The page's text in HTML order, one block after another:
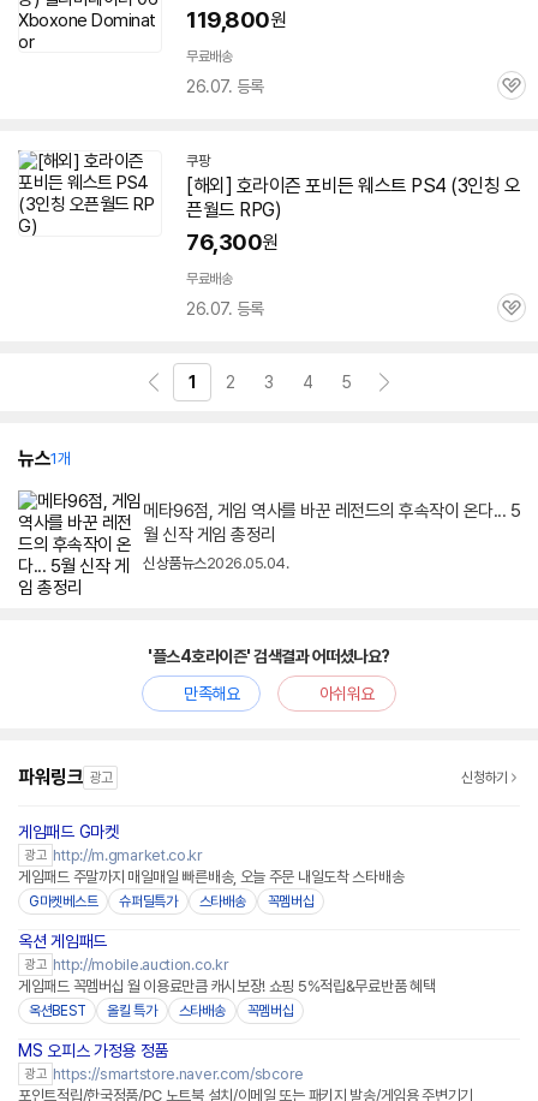
119,800원
무료배송
26.07. 등록
관
쿠팡
[해외] 호라이즌 포비든 웨스트 PS4 (3인칭 오
픈월드 RPG)
76,300원
무료배송
26.07. 등록
관
1 2 3 4 5
뉴스1개
메타96점, 게임 역사를 바꾼 레전드의 후속작이 온다... 5
월 신작 게임 총정리
신상품뉴스2026.05.04.
'플스4호라이즌' 검색결과 어떠셨나요?
만족해요
아쉬워요
파워링크 광고 신청하기
게임패드 G마켓
광고 http://m.gmarket.co.kr
게임패드 주말까지 매일매일 빠른배송, 오늘 주문 내일도착 스타배송
G마켓베스트 슈퍼딜특가 스타배송 꼭멤버십
옥션 게임패드
광고 http://mobile.auction.co.kr
게임패드 꼭멤버십 월 이용료만큼 캐시보장! 쇼핑 5%적립&무료반품 혜택
옥션BEST 올킬 특가 스타배송 꼭멤버십
MS 오피스 가정용 정품
광고 https://smartstore.naver.com/sbcore
포인트적립/한국정품/PC,노트북 설치/이메일 또는 패키지 발송/게임용 주변기기